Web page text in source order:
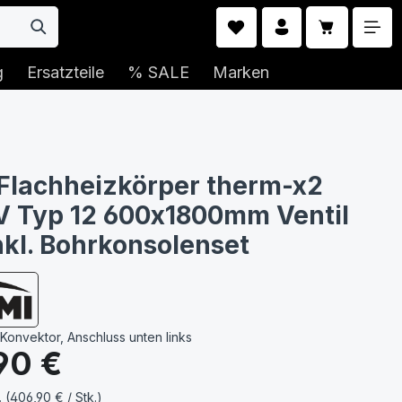
Ersatzteile % SALE Marken
therm-x2
Typ 12 600x1800mm Ventil
Bohrkonsolenset
Anschluss unten links
€
(406,90 € / Stk.)